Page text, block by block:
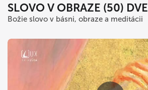
SLOVO V OBRAZE (50)
Božie slovo v básni, obraze a meditácii